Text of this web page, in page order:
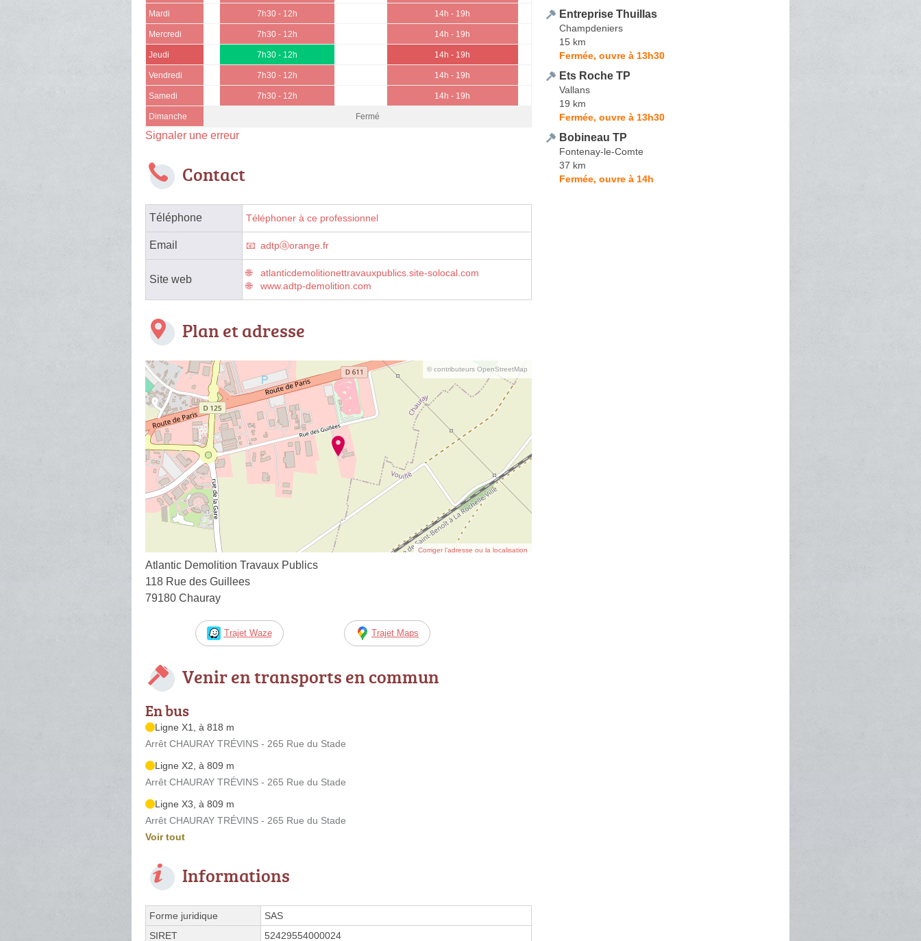
Mardi 7h30 - 12h 14h - 19h
Mercredi 7h30 - 12h 14h - 19h
Jeudi 7h30 - 12h 14h - 19h
Vendredi 7h30 - 12h 14h - 19h
Samedi 7h30 - 12h 14h - 19h
Dimanche Fermé
Signaler une erreur
Contact
Téléphone Téléphoner à ce professionnel
Email adtpⓐorange.fr
Site web
atlanticdemolitionettravauxpublics.site-solocal.com
www.adtp-demolition.com
Plan et adresse
© contributeurs OpenStreetMap
Corriger l’adresse ou la localisation
Atlantic Demolition Travaux Publics
118 Rue des Guillees
79180 Chauray
Trajet Waze Trajet Maps
Venir en transports en commun
En bus
Ligne X1, à 818 m
Arrêt CHAURAY TRÉVINS - 265 Rue du Stade
Ligne X2, à 809 m
Arrêt CHAURAY TRÉVINS - 265 Rue du Stade
Ligne X3, à 809 m
Arrêt CHAURAY TRÉVINS - 265 Rue du Stade
Voir tout
Informations
Forme juridique
SAS
SIRET
52429554000024
Entreprise Thuillas
Champdeniers
15 km
Fermée, ouvre à 13h30
Ets Roche TP
Vallans
19 km
Fermée, ouvre à 13h30
Bobineau TP
Fontenay-le-Comte
37 km
Fermée, ouvre à 14h